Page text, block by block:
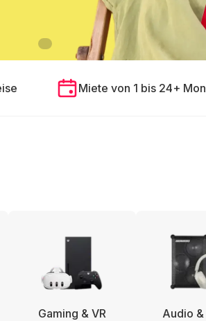
Miete von 1 bis 24+
Gaming & VR Audio